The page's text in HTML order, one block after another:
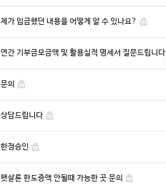
제가 입금했던 내용을 어떻게 알 수 있나요?
연간 기부금모금액 및 활용실적 명세서 질문드립니다
문의
상담드립니다
한정승인
햇살론 한도증액 안될때 가능한 곳 문의